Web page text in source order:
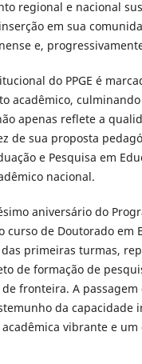
regional e nacional
em sua
e,
do PPGE é
acadêmico,
apenas reflete a
de sua proposta
e Pesquisa em
nacional.
aniversário do
curso de Doutorado
primeiras turmas,
de formação de
fronteira. A
da
vibrante e